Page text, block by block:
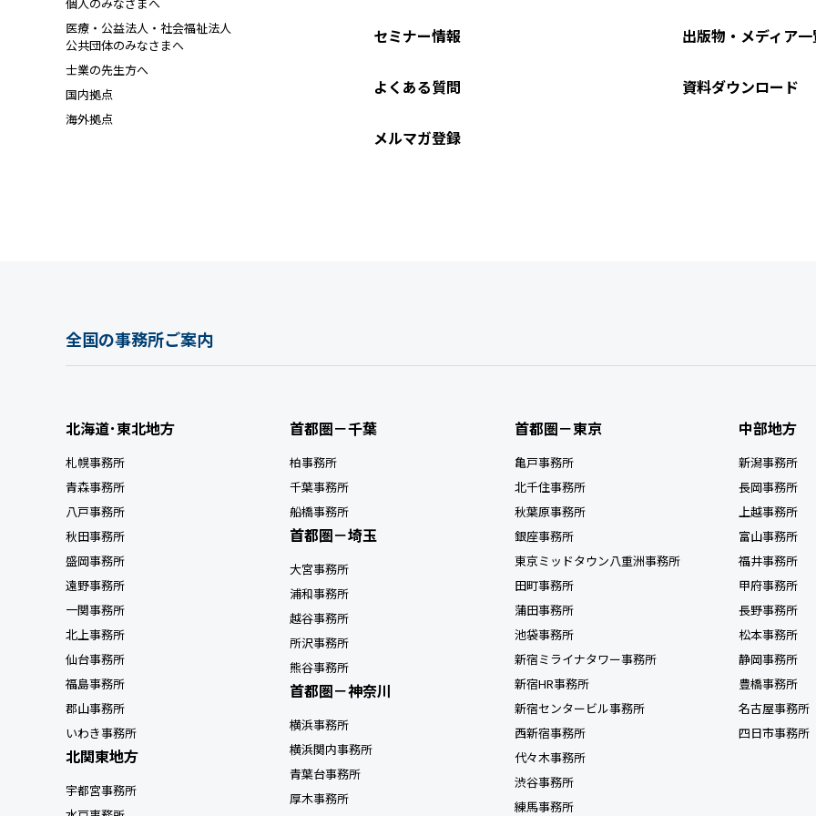
医療・公益法人・社会福祉法人
公共団体のみなさまへ
士業の先生方へ
国内拠点
海外拠点
セミナー情報
よくある質問
メルマガ登録
出版物・メディア
資料ダウンロード
全国の事務所ご案内
北海道･東北地方
札幌事務所
青森事務所
八戸事務所
秋田事務所
盛岡事務所
遠野事務所
一関事務所
北上事務所
仙台事務所
福島事務所
郡山事務所
いわき事務所
北関東地方
宇都宮事務所
首都圏－千葉
柏事務所
千葉事務所
船橋事務所
首都圏－埼玉
大宮事務所
浦和事務所
越谷事務所
所沢事務所
熊谷事務所
首都圏－神奈川
横浜事務所
横浜関内事務所
青葉台事務所
厚木事務所
首都圏－東京
亀戸事務所
北千住事務所
秋葉原事務所
銀座事務所
東京ミッドタウン八重洲事務所
田町事務所
蒲田事務所
池袋事務所
新宿ミライナタワー事務所
新宿HR事務所
新宿センタービル事務所
西新宿事務所
代々木事務所
渋谷事務所
練馬事務所
中部地方
新潟事務所
長岡事務所
上越事務所
富山事務所
福井事務所
甲府事務所
長野事務所
松本事務所
静岡事務所
豊橋事務所
名古屋事務所
四日市事務所